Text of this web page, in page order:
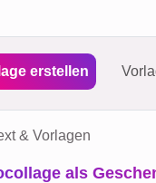
erstellen
& Vorlagen
als